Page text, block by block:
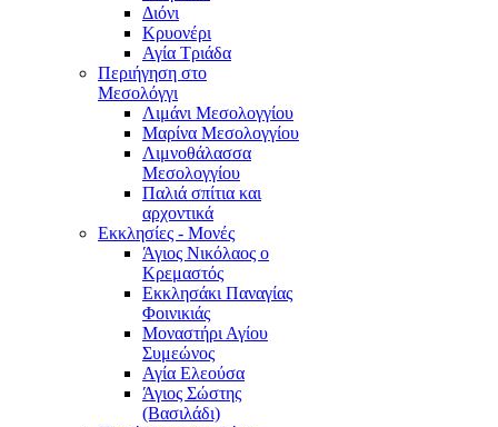
Διόνι
Κρυονέρι
Αγία Τριάδα
Περιήγηση στο
Μεσολόγγι
Λιμάνι Μεσολογγίου
Μαρίνα Μεσολογγίου
Λιμνοθάλασσα
Μεσολογγίου
Παλιά σπίτια και
αρχοντικά
Εκκλησίες - Μονές
Άγιος Νικόλαος ο
Κρεμαστός
Εκκλησάκι Παναγίας
Φοινικιάς
Μοναστήρι Αγίου
Συμεώνος
Αγία Ελεούσα
Άγιος Σώστης
(Βασιλάδι)